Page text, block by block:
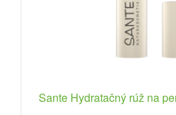
Sante Hydratačný rúž na